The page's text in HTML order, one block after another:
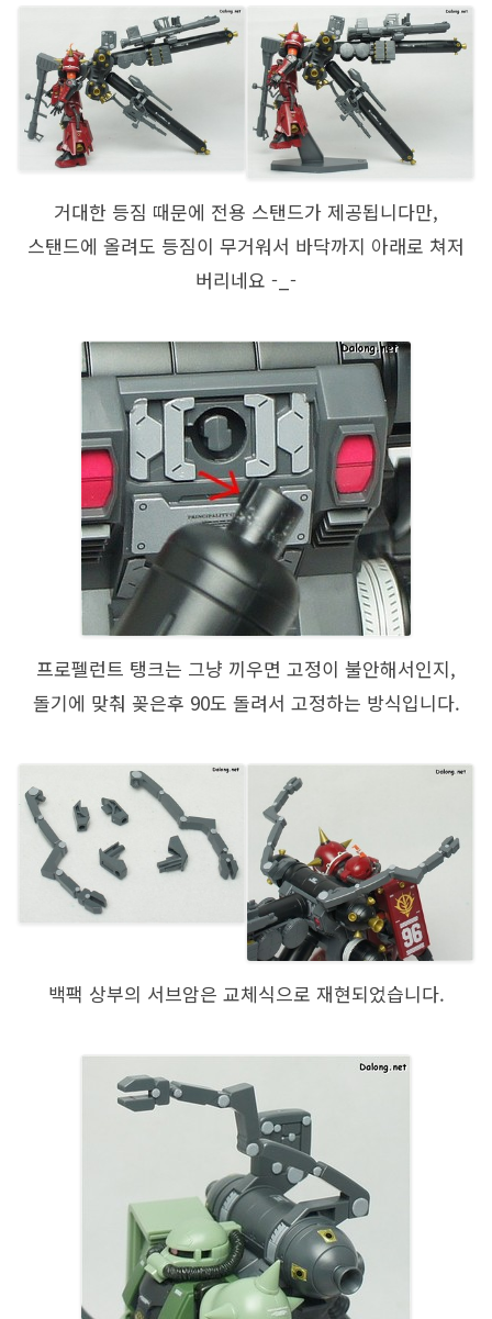
거대한 등짐 때문에 전용 스탠드가 제공됩니다만,
스탠드에 올려도 등짐이 무거워서 바닥까지 아래로 쳐저
버리네요 -_-
프로펠런트 탱크는 그냥 끼우면 고정이 불안해서인지,
돌기에 맞춰 꽂은후 90도 돌려서 고정하는 방식입니다.
백팩 상부의 서브암은 교체식으로 재현되었습니다.